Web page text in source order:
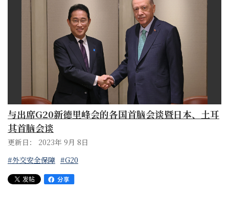
与出席G20新德里峰会的各国首脑会谈暨日本、土耳
其首脑会谈
更新日： 2023年 9月 8日
#外交安全保障 #G20